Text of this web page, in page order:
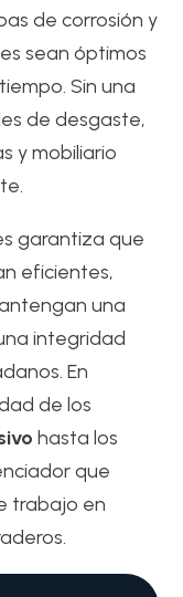
de corrosión y
sean óptimos
Sin una
de desgaste,
y mobiliario
garantiza que
eficientes,
una
integridad
En
de los
hasta los
que
trabajo en